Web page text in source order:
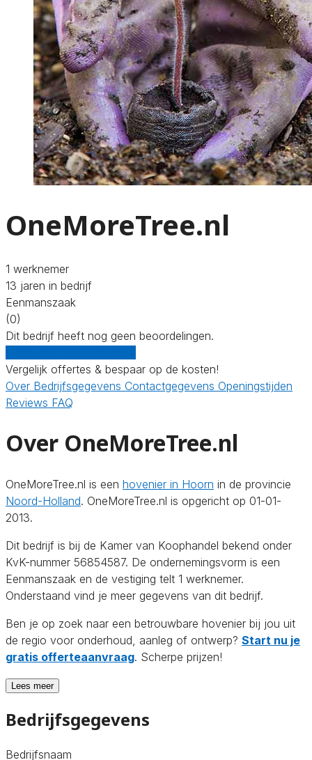
OneMoreTree.nl
1 werknemer
13 jaren in bedrijf
Eenmanszaak
(0)
Dit bedrijf heeft nog geen beoordelingen.
Vergelijk offertes & bespaar op de kosten!
Over Bedrijfsgegevens Contactgegevens Openingstijden
Reviews FAQ
Over OneMoreTree.nl
OneMoreTree.nl is een hovenier in Hoorn in de provincie
Noord-Holland. OneMoreTree.nl is opgericht op 01-01-
2013.
Dit bedrijf is bij de Kamer van Koophandel bekend onder
KvK-nummer 56854587. De ondernemingsvorm is een
Eenmanszaak en de vestiging telt 1 werknemer.
Onderstaand vind je meer gegevens van dit bedrijf.
Ben je op zoek naar een betrouwbare hovenier bij jou uit
de regio voor onderhoud, aanleg of ontwerp? Start nu je
gratis offerteaanvraag. Scherpe prijzen!
Lees meer
Bedrijfsgegevens
Bedrijfsnaam